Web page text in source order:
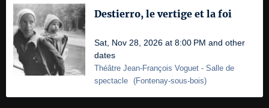
Destierro, le vertige et la foi
Sat, Nov 28, 2026 at 8:00 PM and other
dates
Théâtre Jean-François Voguet - Salle de
spectacle (Fontenay-sous-bois)